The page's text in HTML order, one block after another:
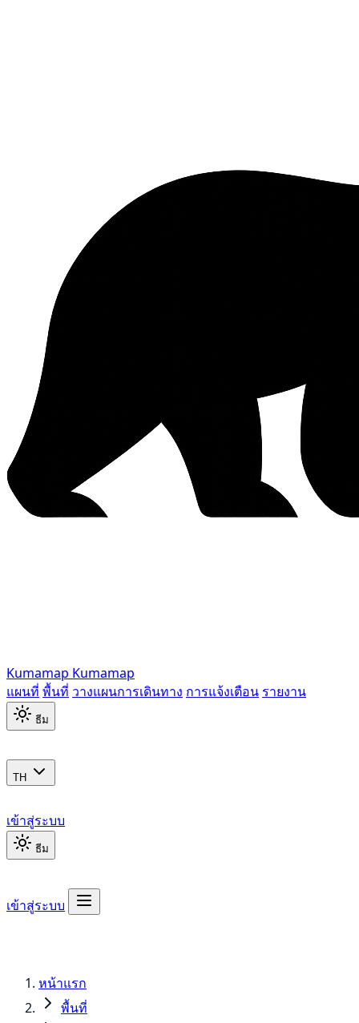
Kumamap Kumamap
แผนที่ พื้นที่ วางแผนการเดินทาง การแจ้งเตือน รายงาน
ธีม
TH
เข้าสู่ระบบ
ธีม
เข้าสู่ระบบ
หน้าแรก
พื้นที่